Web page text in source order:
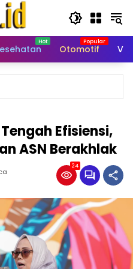
Otomotif
Efisiensi,
ASN Berakhlak
24